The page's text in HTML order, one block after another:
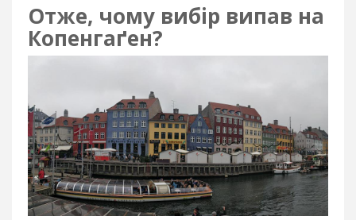
Отже, чому вибір випав на
Копенгаґен?